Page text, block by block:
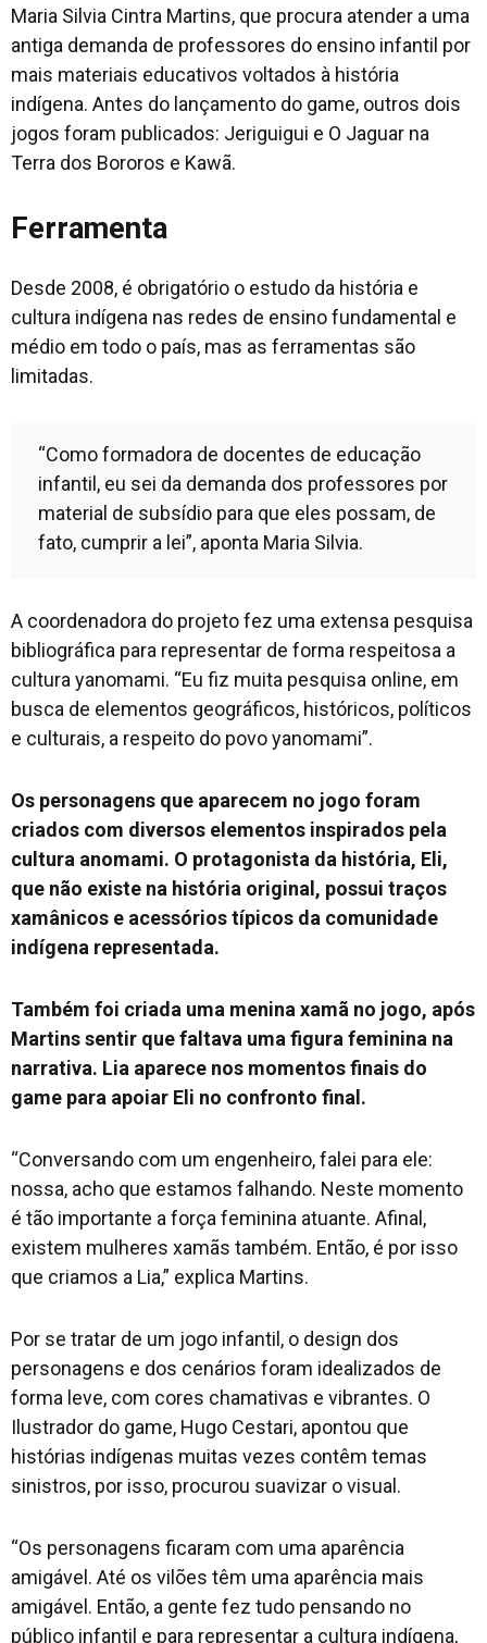
Maria Silvia Cintra Martins, que procura atender a uma
antiga demanda de professores do ensino infantil por
mais materiais educativos voltados à história
indígena. Antes do lançamento do game, outros dois
jogos foram publicados: Jeriguigui e O Jaguar na
Terra dos Bororos e Kawã.
Ferramenta
Desde 2008, é obrigatório o estudo da história e
cultura indígena nas redes de ensino fundamental e
médio em todo o país, mas as ferramentas são
limitadas.
“Como formadora de docentes de educação
infantil, eu sei da demanda dos professores por
material de subsídio para que eles possam, de
fato, cumprir a lei”, aponta Maria Silvia.
A coordenadora do projeto fez uma extensa pesquisa
bibliográfica para representar de forma respeitosa a
cultura yanomami. “Eu fiz muita pesquisa online, em
busca de elementos geográficos, históricos, políticos
e culturais, a respeito do povo yanomami”.
Os personagens que aparecem no jogo foram
criados com diversos elementos inspirados pela
cultura anomami. O protagonista da história, Eli,
que não existe na história original, possui traços
xamânicos e acessórios típicos da comunidade
indígena representada.
Também foi criada uma menina xamã no jogo, após
Martins sentir que faltava uma figura feminina na
narrativa. Lia aparece nos momentos finais do
game para apoiar Eli no confronto final.
“Conversando com um engenheiro, falei para ele:
nossa, acho que estamos falhando. Neste momento
é tão importante a força feminina atuante. Afinal,
existem mulheres xamãs também. Então, é por isso
que criamos a Lia,” explica Martins.
Por se tratar de um jogo infantil, o design dos
personagens e dos cenários foram idealizados de
forma leve, com cores chamativas e vibrantes. O
Ilustrador do game, Hugo Cestari, apontou que
histórias indígenas muitas vezes contêm temas
sinistros, por isso, procurou suavizar o visual.
“Os personagens ficaram com uma aparência
amigável. Até os vilões têm uma aparência mais
amigável. Então, a gente fez tudo pensando no
público infantil e para representar a cultura indígena,